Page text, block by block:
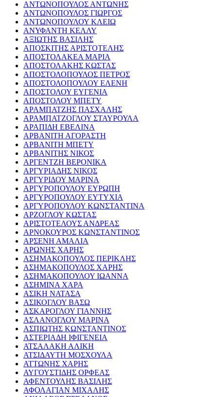
ΑΝΤΩΝΟΠΟΥΛΟΣ ΑΝΤΩΝΗΣ
ΑΝΤΩΝΟΠΟΥΛΟΣ ΓΙΩΡΓΟΣ
ΑΝΤΩΝΟΠΟΥΛΟΥ ΚΛΕΙΩ
ΑΝΥΦΑΝΤΗ ΚΕΛΛΥ
ΑΞΙΩΤΗΣ ΒΑΣΙΛΗΣ
ΑΠΟΣΚΙΤΗΣ ΑΡΙΣΤΟΤΕΛΗΣ
ΑΠΟΣΤΟΛΑΚΕΑ ΜΑΡΙΑ
ΑΠΟΣΤΟΛΑΚΗΣ ΚΩΣΤΑΣ
ΑΠΟΣΤΟΛΟΠΟΥΛΟΣ ΠΕΤΡΟΣ
ΑΠΟΣΤΟΛΟΠΟΥΛΟΥ ΕΛΕΝΗ
ΑΠΟΣΤΟΛΟΥ ΕΥΓΕΝΙΑ
ΑΠΟΣΤΟΛΟΥ ΜΠΕΤΥ
ΑΡΑΜΠΑΤΖΗΣ ΠΑΣΧΑΛΗΣ
ΑΡΑΜΠΑΤΖΟΓΛΟΥ ΣΤΑΥΡΟΥΛΑ
ΑΡΑΠΙΔΗ ΕΒΕΛΙΝΑ
ΑΡΒΑΝΙΤΗ ΑΓΟΡΑΣΤΗ
ΑΡΒΑΝΙΤΗ ΜΠΕΤΥ
ΑΡΒΑΝΙΤΗΣ ΝΙΚΟΣ
ΑΡΓΕΝΤΖΗ ΒΕΡΟΝΙΚΑ
ΑΡΓΥΡΙΑΔΗΣ ΝΙΚΟΣ
ΑΡΓΥΡΙΔΟΥ ΜΑΡΙΝΑ
ΑΡΓΥΡΟΠΟΥΛΟΥ ΕΥΡΩΠΗ
ΑΡΓΥΡΟΠΟΥΛΟΥ ΕΥΤΥΧΙΑ
ΑΡΓΥΡΟΠΟΥΛΟΥ ΚΩΝΣΤΑΝΤΙΝΑ
ΑΡΖΟΓΛΟΥ ΚΩΣΤΑΣ
ΑΡΙΣΤΟΤΕΛΟΥΣ ΑΝΔΡΕΑΣ
ΑΡΝΟΚΟΥΡΟΣ ΚΩΝΣΤΑΝΤΙΝΟΣ
ΑΡΣΕΝΗ ΑΜΑΛΙΑ
ΑΡΩΝΗΣ ΧΑΡΗΣ
ΑΣΗΜΑΚΟΠΟΥΛΟΣ ΠΕΡΙΚΛΗΣ
ΑΣΗΜΑΚΟΠΟΥΛΟΣ ΧΑΡΗΣ
ΑΣΗΜΑΚΟΠΟΥΛΟΥ ΙΩΑΝΝΑ
ΑΣΗΜΙΝΑ ΧΑΡΑ
ΑΣΙΚΗ ΝΑΤΑΣΑ
ΑΣΙΚΟΓΛΟΥ ΒΑΣΩ
ΑΣΚΑΡΟΓΛΟΥ ΓΙΑΝΝΗΣ
ΑΣΛΑΝΟΓΛΟΥ ΜΑΡΙΝΑ
ΑΣΠΙΩΤΗΣ ΚΩΝΣΤΑΝΤΙΝΟΣ
ΑΣΤΕΡΙΑΔΗ ΙΦΙΓΕΝΕΙΑ
ΑΤΣΑΛΑΚΗ ΑΛΙΚΗ
ΑΤΣΙΔΑΥΤΗ ΜΟΣΧΟΥΛΑ
ΑΤΤΩΝΗΣ ΧΑΡΗΣ
ΑΥΓΟΥΣΤΙΔΗΣ ΟΡΦΕΑΣ
ΑΦΕΝΤΟΥΛΗΣ ΒΑΣΙΛΗΣ
ΑΦΟΛΑΓΙΑΝ ΜΙΧΑΛΗΣ